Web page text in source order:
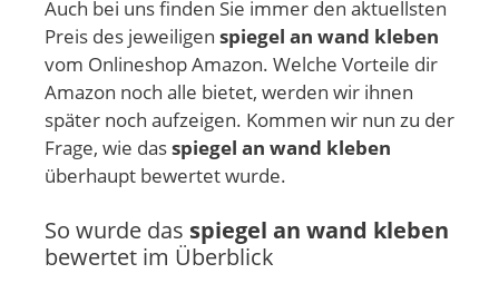
Auch bei uns finden Sie immer den aktuellsten
Preis des jeweiligen spiegel an wand kleben
vom Onlineshop Amazon. Welche Vorteile dir
Amazon noch alle bietet, werden wir ihnen
später noch aufzeigen. Kommen wir nun zu der
Frage, wie dasspiegel an wand kleben
überhaupt bewertet wurde.
So wurde das spiegel an wand kleben
bewertet im Überblick